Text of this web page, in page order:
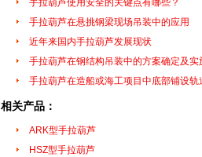
手拉葫芦使用安全的关键点有哪些？
手拉葫芦在悬挑钢梁现场吊装中的应用
近年来国内手拉葫芦发展现状
手拉葫芦在钢结构吊装中的方案确定及实
手拉葫芦在造船或海工项目中底部铺设轨
相关产品：
ARK型手拉葫芦
HSZ型手拉葫芦